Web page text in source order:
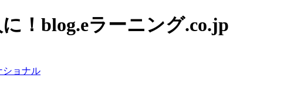
！blog.eラーニング.co.jp
ショナル